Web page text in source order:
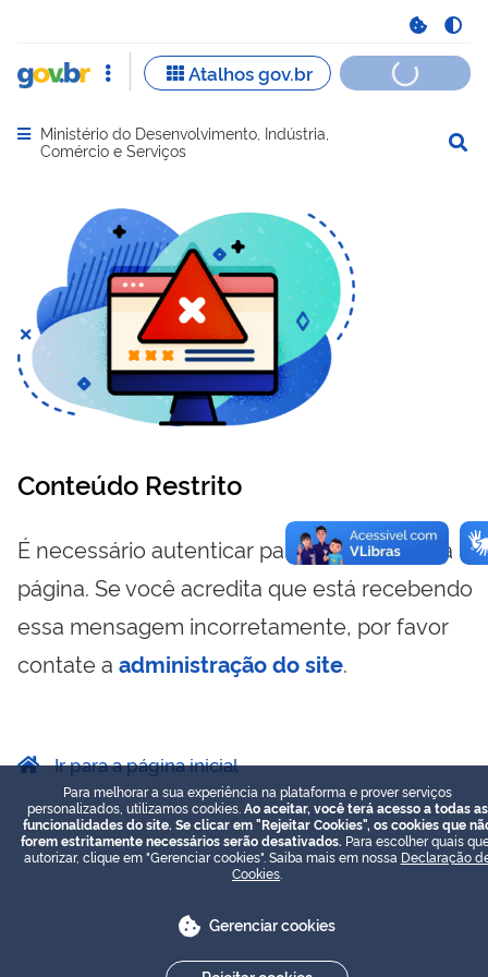
Abrir menu principal de navegação
Ministério do Desenvolvimento, Indústria,
Comércio e Serviços
Conteúdo Restrito
É necessário autenticar para visualizar essa
página. Se você acredita que está recebendo
essa mensagem incorretamente, por favor
contate a administração do site.
Ir para a página inicial
Para melhorar a sua experiência na plataforma e prover serviços
personalizados, utilizamos cookies. Ao aceitar, você terá acesso a todas as
funcionalidades do site. Se clicar em "Rejeitar Cookies", os cookies que
forem estritamente necessários serão desativados. Para escolher quais
autorizar, clique em "Gerenciar cookies". Saiba mais em nossa Declaração
Cookies
Gerenciar cookies